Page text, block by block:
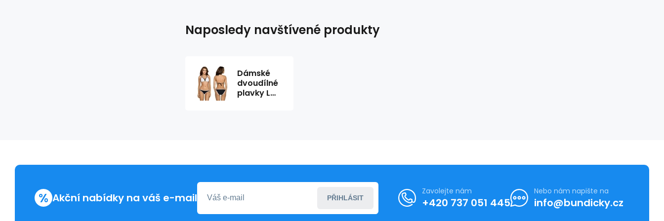
Naposledy navštívené produkty
Dámské
dvoudílné
plavky L
% Akční nabídky na váš e-mail PŘIHLÁSIT
Zavolejte nám
+420 737 051 445
Nebo nám napište na
info@bundicky.cz